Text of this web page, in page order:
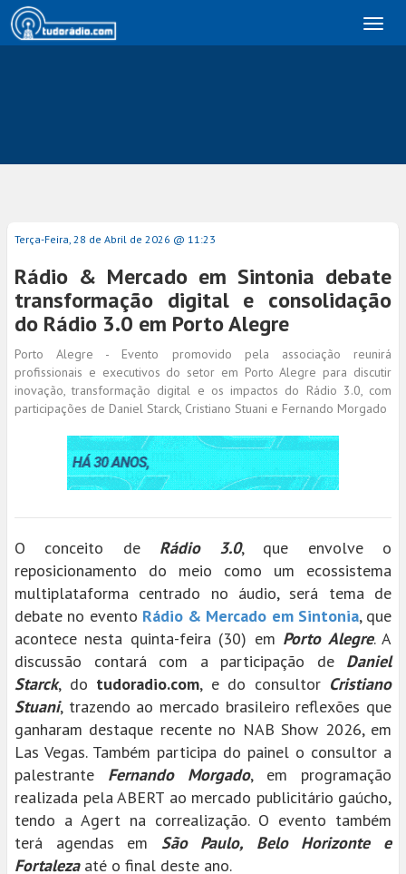
Terça-Feira, 28 de Abril de 2026 @ 11:23
Rádio & Mercado em Sintonia debate
transformação digital e consolidação
do Rádio 3.0 em Porto Alegre
Porto Alegre - Evento promovido pela associação reunirá
profissionais e executivos do setor em Porto Alegre para discutir
inovação, transformação digital e os impactos do Rádio 3.0, com
participações de Daniel Starck, Cristiano Stuani e Fernando Morgado
O conceito de Rádio 3.0, que envolve o
reposicionamento do meio como um ecossistema
multiplataforma centrado no áudio, será tema de
debate no evento Rádio & Mercado em Sintonia, que
acontece nesta quinta-feira (30) em Porto Alegre. A
discussão contará com a participação de Daniel
Starck, do tudoradio.com, e do consultor Cristiano
Stuani, trazendo ao mercado brasileiro reflexões que
ganharam destaque recente no NAB Show 2026, em
Las Vegas. Também participa do painel o consultor a
palestrante Fernando Morgado, em programação
realizada pela ABERT ao mercado publicitário gaúcho,
tendo a Agert na correalização. O evento também
terá agendas em São Paulo, Belo Horizonte e
Fortalezaaté o final deste ano.